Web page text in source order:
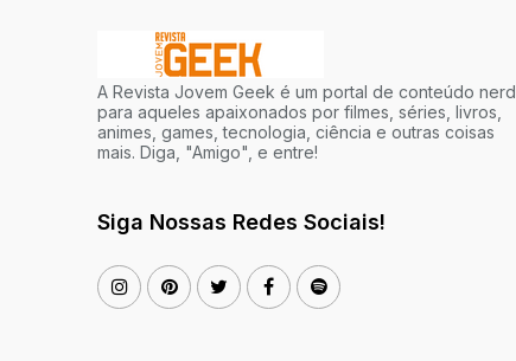
A Revista Jovem Geek é um portal de conteúdo nerd
para aqueles apaixonados por filmes, séries, livros,
animes, games, tecnologia, ciência e outras coisas
mais. Diga, "Amigo", e entre!
Siga Nossas Redes Sociais!